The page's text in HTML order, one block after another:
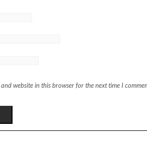
and website in this browser for the next time I